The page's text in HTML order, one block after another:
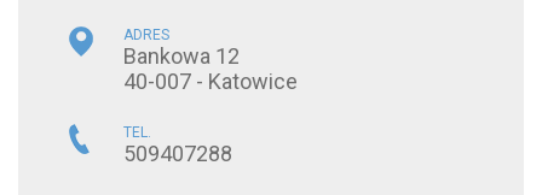
ADRES
Bankowa 12
40-007 - Katowice
TEL.
509407288